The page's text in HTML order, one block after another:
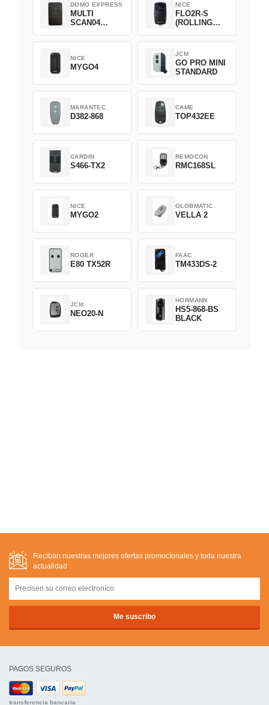
DOMO EXPRESS
MULTI
SCAN04
NICE
FLO2R-S
(ROLLING
NICE
MYGO4
JCM
GO PRO MINI
STANDARD
MARANTEC
D382-868
CAME
TOP432EE
CARDIN
S466-TX2
REMOCON
RMC168SL
NICE
MYGO2
GLOBMATIC
VELLA 2
ROGER
E80 TX52R
FAAC
TM433DS-2
JCM
NEO20-N
HORMANN
HS5-868-BS
BLACK
Reciban nuestras mejores ofertas promocíonales y toda nuestra
actualidad :
PAGOS SEGUROS
transferencia bancaria